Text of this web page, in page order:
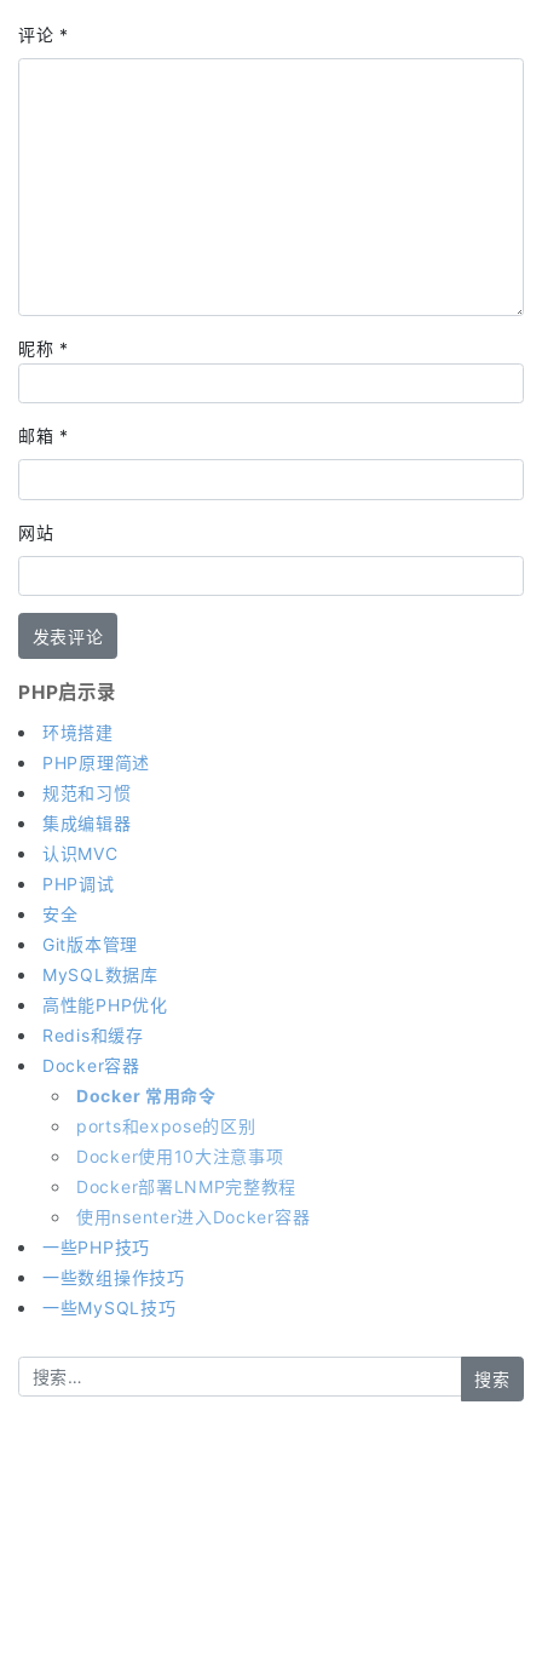
评论 *
昵称 *
邮箱 *
网站
PHP启示录
环境搭建
PHP原理简述
规范和习惯
集成编辑器
认识MVC
PHP调试
安全
Git版本管理
MySQL数据库
高性能PHP优化
Redis和缓存
Docker容器
Docker 常用命令
ports和expose的区别
Docker使用10大注意事项
Docker部署LNMP完整教程
使用nsenter进入Docker容器
一些PHP技巧
一些数组操作技巧
一些MySQL技巧